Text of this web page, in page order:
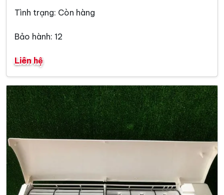
Tình trạng: Còn hàng
Bảo hành: 12
Liên hệ